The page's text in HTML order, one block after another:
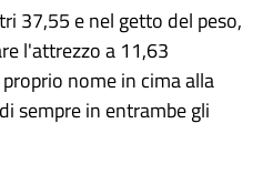
37,55 e nel getto del peso,
l'attrezzo a 11,63
nome in cima alla
sempre in entrambe gli